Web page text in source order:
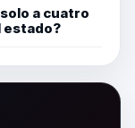
a cuatro
estado?